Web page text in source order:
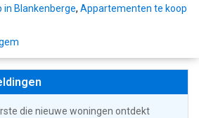
Blankenberge, Appartementen te koop
die nieuwe woningen ontdekt